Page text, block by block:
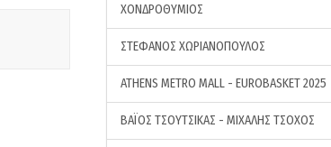
ΧΟΝΔΡΟΘΥΜΙΟΣ
ΣΤΕΦΑΝΟΣ ΧΩΡΙΑΝΟΠΟΥΛΟΣ
ATHENS METRO MALL - EUROBASKET 2025
ΒΑΪΟΣ ΤΣΟΥΤΣΙΚΑΣ - ΜΙΧΑΛΗΣ ΤΣΟΧΟΣ